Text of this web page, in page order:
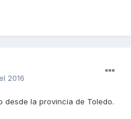
2016
desde la provincia de Toledo.